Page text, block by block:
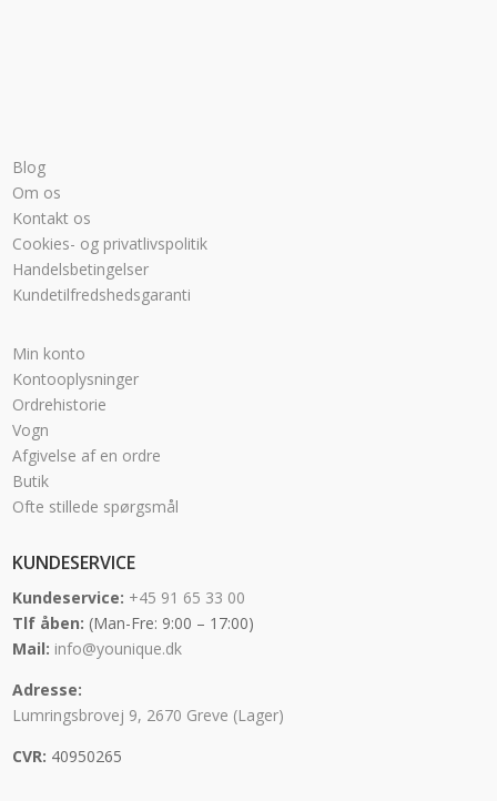
Blog
Om os
Kontakt os
Cookies- og privatlivspolitik
Handelsbetingelser
Kundetilfredshedsgaranti
Min konto
Kontooplysninger
Ordrehistorie
Vogn
Afgivelse af en ordre
Butik
Ofte stillede spørgsmål
KUNDESERVICE
Kundeservice: +45 91 65 33 00
Tlf åben: (Man-Fre: 9:00 – 17:00)
Mail: info@younique.dk
Adresse:
Lumringsbrovej 9, 2670 Greve (Lager)
CVR: 40950265